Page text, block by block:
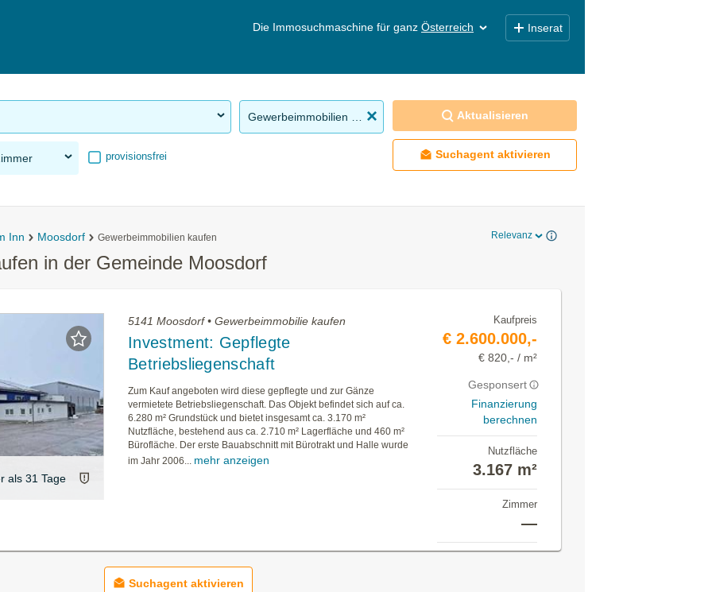
Die Immosuchmaschine für ganz Österreich Inserat
provisionsfrei
Aktualisieren
Suchagent aktivieren
Inn Moosdorf Gewerbeimmobilien kaufen Relevanz
in der Gemeinde Moosdorf
als 31 Tage
5141 Moosdorf • Gewerbeimmobilie kaufen
Investment: Gepflegte
Betriebsliegenschaft
Zum Kauf angeboten wird diese gepflegte und zur Gänze
vermietete Betriebsliegenschaft. Das Objekt befindet sich auf ca.
6.280 m² Grundstück und bietet insgesamt ca. 3.170 m²
Nutzfläche, bestehend aus ca. 2.710 m² Lagerfläche und 460 m²
Bürofläche. Der erste Bauabschnitt mit Bürotrakt und Halle wurde
im Jahr 2006... mehr anzeigen
Kaufpreis
€ 2.600.000,-
€ 820,- / m²
Gesponsert
Finanzierung
berechnen
Nutzfläche
3.167 m²
Zimmer
—
Suchagent aktivieren